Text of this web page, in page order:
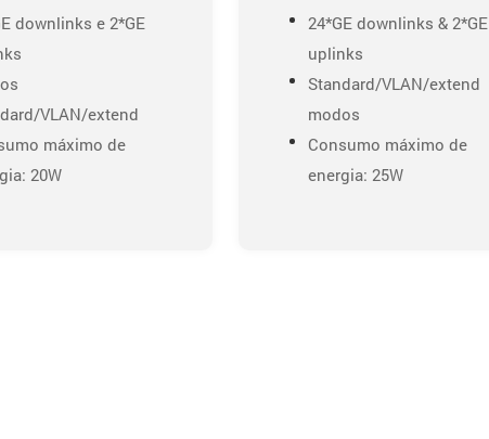
downlinks e 2*GE
VLAN/extend
máximo de
20W
24*GE downlinks & 2*GE
uplinks
Standard/VLAN/extend
modos
Consumo máximo de
energia: 25W